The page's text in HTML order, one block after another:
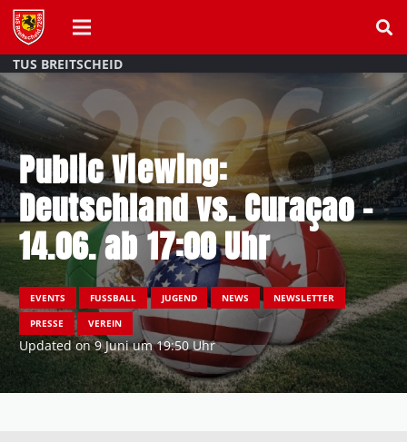
TUS BREITSCHEID
Public Viewing:
Deutschland vs. Curaçao –
14.06. ab 17:00 Uhr
EVENTS FUSSBALL JUGEND NEWS NEWSLETTER
PRESSE VEREIN
Updated on9 Juni um 19:50 Uhr